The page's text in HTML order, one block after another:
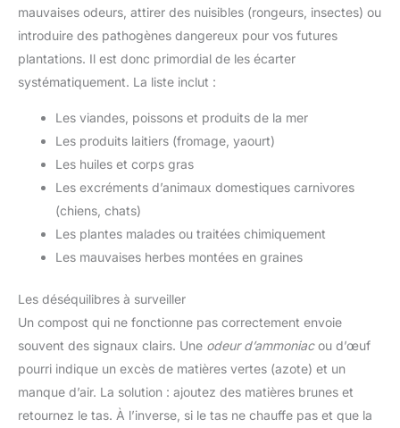
mauvaises odeurs, attirer des nuisibles (rongeurs, insectes) ou
introduire des pathogènes dangereux pour vos futures
plantations. Il est donc primordial de les écarter
systématiquement. La liste inclut :
Les viandes, poissons et produits de la mer
Les produits laitiers (fromage, yaourt)
Les huiles et corps gras
Les excréments d’animaux domestiques carnivores
(chiens, chats)
Les plantes malades ou traitées chimiquement
Les mauvaises herbes montées en graines
Les déséquilibres à surveiller
Un compost qui ne fonctionne pas correctement envoie
souvent des signaux clairs. Une odeur d’ammoniacou d’œuf
pourri indique un excès de matières vertes (azote) et un
manque d’air. La solution : ajoutez des matières brunes et
retournez le tas. À l’inverse, si le tas ne chauffe pas et que la